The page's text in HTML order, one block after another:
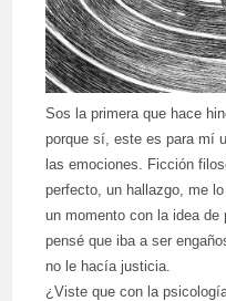
Sos la primera que hace
porque sí, este es para mí
las emociones. Ficción
perfecto, un hallazgo, me
un momento con la idea
pensé que iba a ser
no le hacía justicia.
¿Viste que con la